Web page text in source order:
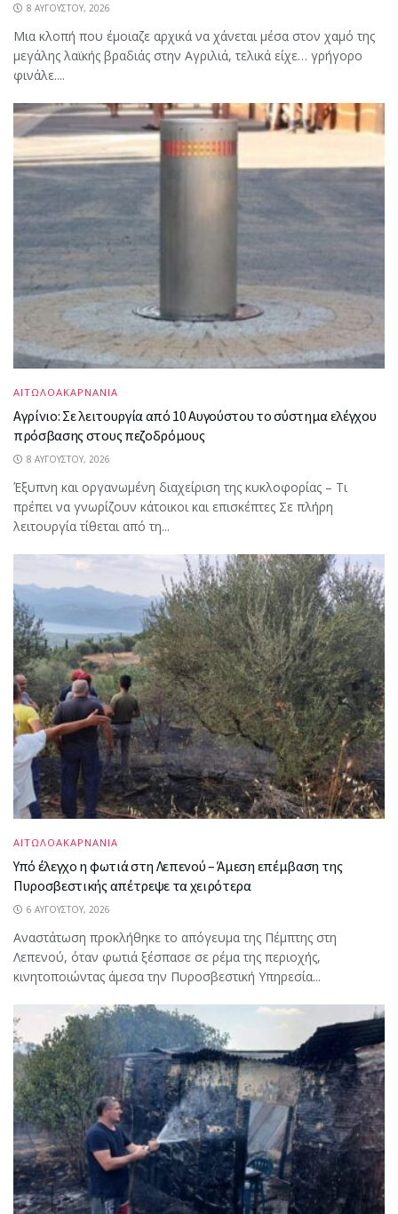
8 ΑΥΓΟΎΣΤΟΥ, 2026
Μια κλοπή που έμοιαζε αρχικά να χάνεται μέσα στον χαμό της
μεγάλης λαϊκής βραδιάς στην Αγριλιά, τελικά είχε… γρήγορο
φινάλε....
ΑΙΤΩΛΟΑΚΑΡΝΑΝΙΑ
Αγρίνιο: Σε λειτουργία από 10 Αυγούστου το σύστημα ελέγχου
πρόσβασης στους πεζοδρόμους
8 ΑΥΓΟΎΣΤΟΥ, 2026
Έξυπνη και οργανωμένη διαχείριση της κυκλοφορίας – Τι
πρέπει να γνωρίζουν κάτοικοι και επισκέπτες Σε πλήρη
λειτουργία τίθεται από τη...
ΑΙΤΩΛΟΑΚΑΡΝΑΝΙΑ
Υπό έλεγχο η φωτιά στη Λεπενού – Άμεση επέμβαση της
Πυροσβεστικής απέτρεψε τα χειρότερα
6 ΑΥΓΟΎΣΤΟΥ, 2026
Αναστάτωση προκλήθηκε το απόγευμα της Πέμπτης στη
Λεπενού, όταν φωτιά ξέσπασε σε ρέμα της περιοχής,
κινητοποιώντας άμεσα την Πυροσβεστική Υπηρεσία...